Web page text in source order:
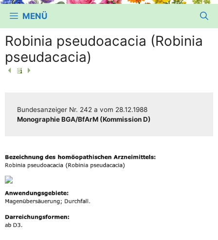
MENÜ
Robinia pseudoacacia (Robinia
pseudacacia)
Bun­des­an­zei­ger Nr. 242 a vom 28.12.1988
Mono­gra­phie BGA/​​BfArM (Kom­mis­si­on D)